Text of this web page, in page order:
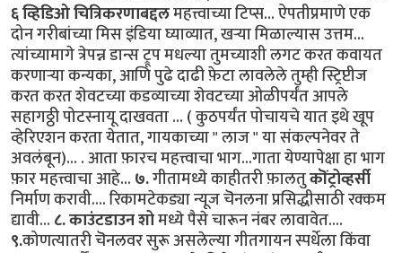
६व्हिडिओ चित्रिकरणाबद्दलमहत्त्वाच्या टिप्स... ऐपतीप्रमाणे एक
दोन गरीबांच्या मिस इंडिया घ्याव्यात, खर्‍या मिळाल्यास उत्तम...
त्यांच्यामागे त्रेपन्न डान्स ट्रूप मधल्या तुमच्याशी लगट करत कवायत
करणार्‍या कन्यका, आणि पुढे दाढी फ़ेटा लावलेले तुम्ही स्ट्रिप्टीज
करत करत शेवटच्या कडव्याच्या शेवटच्या ओळीपर्यंत आपले
सहागठ्ठी पोटस्नायू दाखवता ... ( कुठपर्यंत पोचायचे यात इथे खूप
व्हेरिएशन करता येतात, गायकाच्या " लाज " या संकल्पनेवर ते
अवलंबून)... . आता फ़ारच महत्त्वाचा भाग...गाता येण्यापेक्षा हा भाग
फ़ार महत्त्वाचा आहे...७.गीतामध्ये काहीतरी फ़ालतुकॊंट्रोव्हर्सी
निर्माण करावी.... रिकामटेकड्या न्यूज चॆनलना प्रसिद्धीसाठी रक्कम
द्यावी...८.काउंटडाउन शोमध्ये पैसे चारून नंबर लावावेत....
९.कोणत्यातरी चॆनलवर सुरू असलेल्या गीतगायन स्पर्धेला किंवा